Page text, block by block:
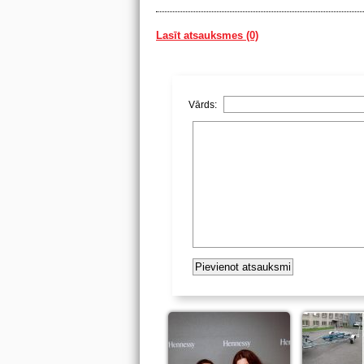
Lasīt atsauksmes (0)
Vārds: